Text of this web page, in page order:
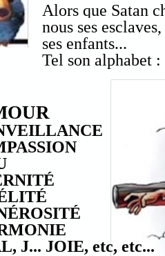
J... JOIE, etc, etc...
Alors que Satan
nous ses
ses enfants...
Tel son alphabet :